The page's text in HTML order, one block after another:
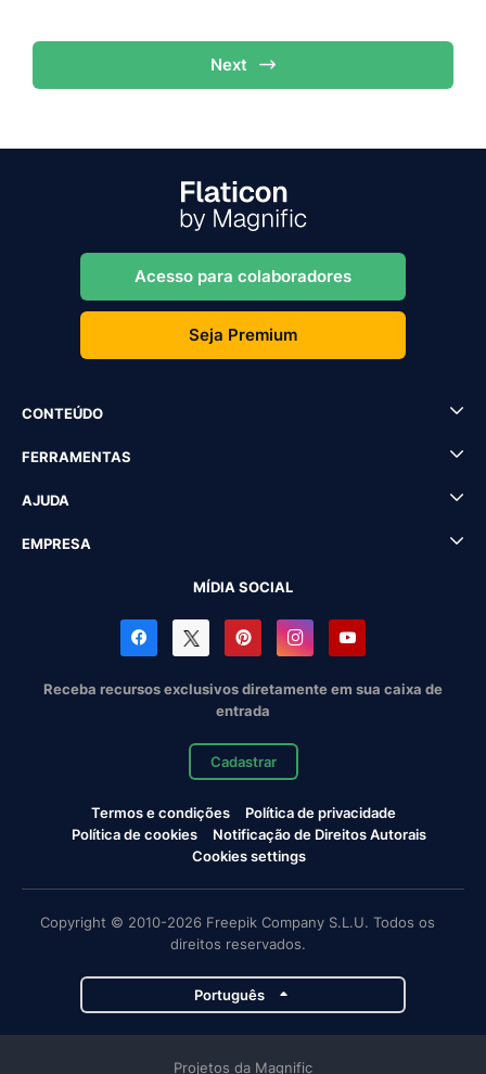
Next
Acesso para colaboradores
Seja Premium
CONTEÚDO
FERRAMENTAS
AJUDA
EMPRESA
MÍDIA SOCIAL
Receba recursos exclusivos diretamente em sua caixa de
entrada
Cadastrar
Termos e condições
Política de privacidade
Política de cookies
Notificação de Direitos Autorais
Cookies settings
Copyright © 2010-2026 Freepik Company S.L.U. Todos os
direitos reservados.
Português
Projetos da Magnific